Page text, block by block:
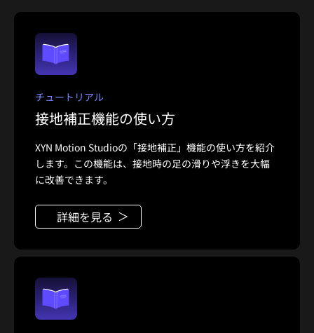
チュートリアル
接地補正機能の使い方
XYN Motion Studioの「接地補正」機能の使い方を紹介
します。この機能は、接地時の足の滑りや浮きを大幅
に改善できます。
詳細を見る